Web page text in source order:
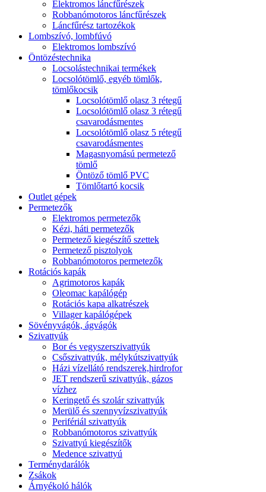
Elektromos láncfűrészek
Robbanómotoros láncfűrészek
Láncfűrész tartozékok
Lombszívó, lombfúvó
Elektromos lombszívó
Öntözéstechnika
Locsolástechnikai termékek
Locsolótömlő, egyéb tömlők,
tömlőkocsik
Locsolótömlő olasz 3 rétegű
Locsolótömlő olasz 3 rétegű
csavarodásmentes
Locsolótömlő olasz 5 rétegű
csavarodásmentes
Magasnyomású permetező
tömlő
Öntöző tömlő PVC
Tömlőtartó kocsik
Outlet gépek
Permetezők
Elektromos permetezők
Kézi, háti permetezők
Permetező kiegészítő szettek
Permetező pisztolyok
Robbanómotoros permetezők
Rotációs kapák
Agrimotoros kapák
Oleomac kapálógép
Rotációs kapa alkatrészek
Villager kapálógépek
Sövényvágók, ágvágók
Szivattyúk
Bor és vegyszerszivattyúk
Csőszivattyúk, mélykútszivattyúk
Házi vízellátó rendszerek,hirdrofor
JET rendszerű szivattyúk, gázos
vízhez
Keringető és szolár szivattyúk
Merülő és szennyvízszivattyúk
Perifériál szivattyúk
Robbanómotoros szivattyúk
Szivattyú kiegészítők
Medence szivattyú
Terménydarálók
Zsákok
Árnyékoló hálók